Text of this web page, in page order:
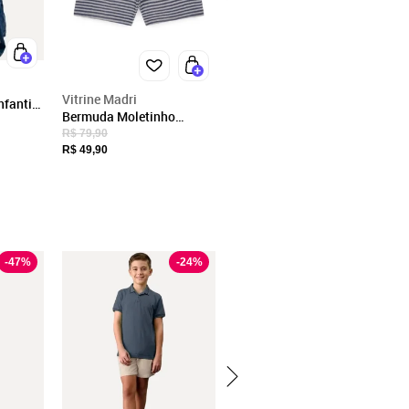
Vitrine Madri
Bermuda Moletinho
Infantil Masculina
Listrada
R$ 79,90
R$ 49,90
-47% -24%